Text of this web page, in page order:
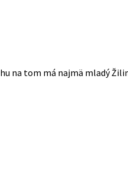
na tom má najmä mladý